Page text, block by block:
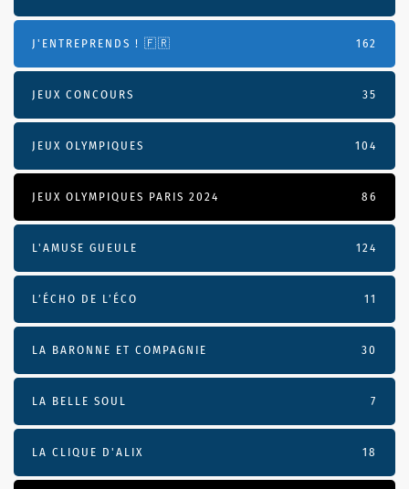
J'ENTREPRENDS ! 🇫🇷 162
JEUX CONCOURS 35
JEUX OLYMPIQUES 104
JEUX OLYMPIQUES PARIS 2024 86
L'AMUSE GUEULE 124
L’ÉCHO DE L’ÉCO 11
LA BARONNE ET COMPAGNIE 30
LA BELLE SOUL 7
LA CLIQUE D'ALIX 18